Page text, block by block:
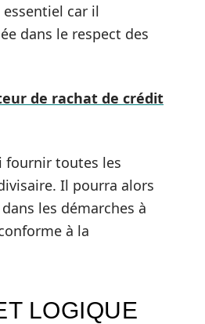
car il
dans le respect des
de rachat de crédit
fournir toutes les
Il pourra alors
les démarches à
à la
LOGIQUE